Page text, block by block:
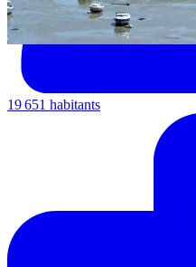
19 651 habitants